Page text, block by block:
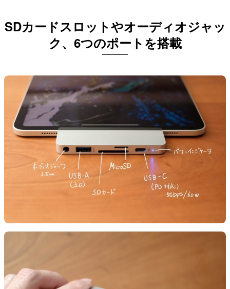
SDカードスロットやオーディオジャッ
ク、6つのポートを搭載